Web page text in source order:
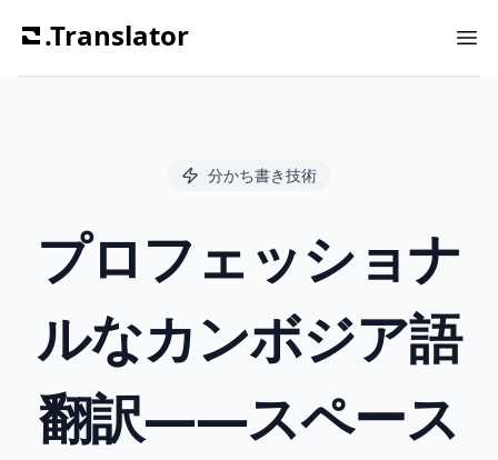
.Translator
分かち書き技術
プロフェッショナ
ルなカンボジア語
翻訳――スペース